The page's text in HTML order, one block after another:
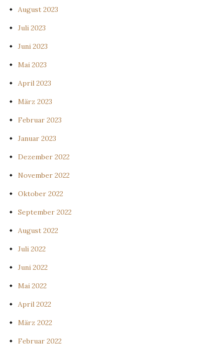
August 2023
Juli 2023
Juni 2023
Mai 2023
April 2023
März 2023
Februar 2023
Januar 2023
Dezember 2022
November 2022
Oktober 2022
September 2022
August 2022
Juli 2022
Juni 2022
Mai 2022
April 2022
März 2022
Februar 2022